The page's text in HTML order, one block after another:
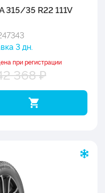
315/35 R22 111V
3 дн.
при регистрации
368 ₽